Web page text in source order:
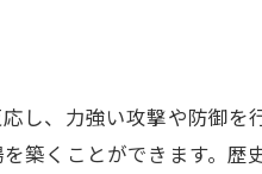
し、力強い攻撃や防御を
築くことができます。歴